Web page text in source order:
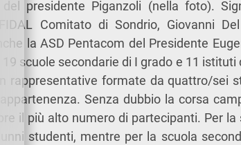
del presidente Piganzoli (nella foto).
Comitato di Sondrio, Giovanni
la ASD Pentacom del Presidente
19 scuole secondarie di I grado e 11
rappresentative formate da quattro/sei
appartenenza. Senza dubbio la corsa
il più alto numero di partecipanti. Per
studenti, mentre per la scuola